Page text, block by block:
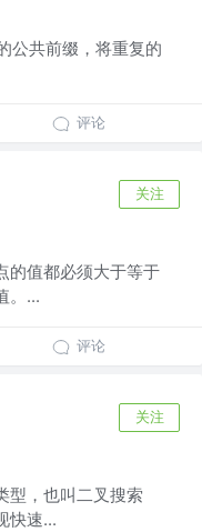
公共前缀，将重复的
评论
关注
的值都必须大于等于
。...
评论
关注
型，也叫二叉搜索
快速...